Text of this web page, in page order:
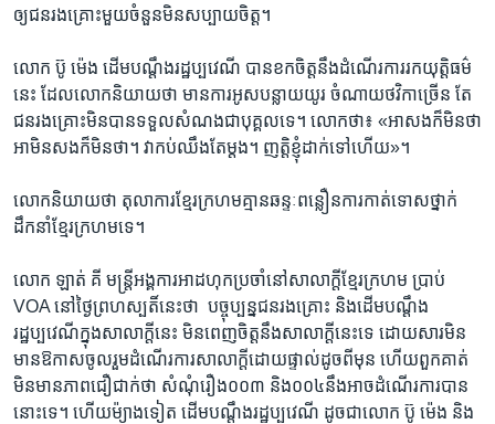
ឲ្យជន​រងគ្រោះ​មួយ​ចំនួន​មិន​សប្បាយ​ចិត្ត។
លោក ​ប៊ូ ម៉េង ​ដើម​បណ្តឹង​រដ្ឋប្បវេណី​ បាន​ខកចិត្ត​នឹង​ដំណើរការ​រក​យុត្តិធម៌​
នេះ ​ដែល​លោក​និយាយ​ថា ​មាន​ការ​អូស​បន្លាយ​យូរ ​ចំណាយ​ថវិកា​ច្រើន​ ​តែ​
ជន​រង​គ្រោះ​មិន​បាន​ទទួល​សំណង​ជា​បុគ្គល​ទេ។ លោក​ថា៖ «អា​សង​ក៏​មិន​ថា​
អា​មិន​សង​ក៏​មិន​ថា។ ​វា​កប់​ឈឹង​តែ​ម្តង។​ ញត្តិ​ខ្ញុំ​ដាក់​ទៅ​ហើយ»។
លោក​និយាយ​ថា ​តុលាការ​ខ្មែរ​ក្រហម​គ្មាន​ឆន្ទៈ​ពន្លឿន​ការ​កាត់​ទោស​ថ្នាក់​
ដឹកនាំ​ខ្មែរក្រហម​ទេ។
លោក ​ឡាត់ គី​ មន្ត្រី​អង្គការ​អាដហុក​ប្រចាំ​នៅ​សាលាក្តី​ខ្មែរក្រហម​ ប្រាប់​
VOA​ នៅ​ថ្ងៃ​ព្រហស្បតិ៍​នេះ​ថា ​ បច្ចុប្បន្ន​ជន​រងគ្រោះ​ និង​ដើម​បណ្តឹង​
រដ្ឋប្បវេណី​ក្នុង​សាលាក្តី​នេះ​ មិន​ពេញចិត្ត​នឹង​សាលាក្តី​នេះ​ទេ ដោយសារ​មិន​
មាន​ឱកាស​ចូលរួម​ដំណើរការ​សាលាក្តី​ដោយ​ផ្ទាល់​ដូច​ពី​មុន ​ហើយ​ពួកគាត់​
មិន​មាន​ភាព​ជឿ​ជាក់​ថា ​សំណុំ​រឿង​០០៣​ និង​០០៤​នឹង​អាច​ដំណើរ​ការបាន​
នោះ​ទេ។ ​ហើយ​ម៉្យាងទៀត ​ដើម​បណ្តឹង​រដ្ឋប្បវេណី ដូចជា​លោក​ ប៊ូ ម៉េង ​និង​